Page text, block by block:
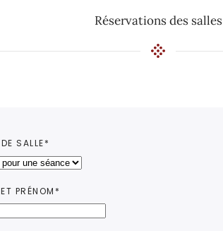
Réservations des salles
SALLE*
PRÉNOM*